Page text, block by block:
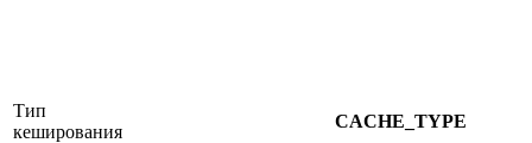
Тип
кеширования
CACHE_TYPE